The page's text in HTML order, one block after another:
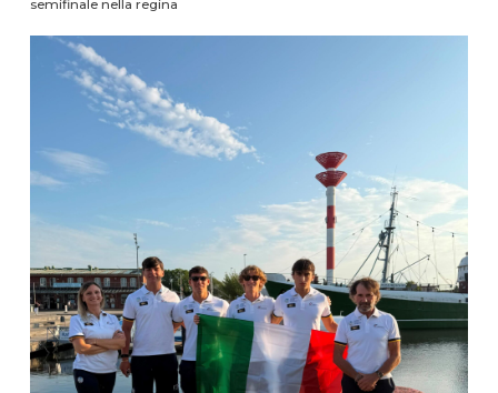
semifinale nella regina